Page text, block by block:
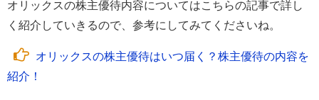
オリックスの株主優待内容についてはこちらの記事で詳し
く紹介していきるので、参考にしてみてくださいね。
オリックスの株主優待はいつ届く？株主優待の内容を
紹介！